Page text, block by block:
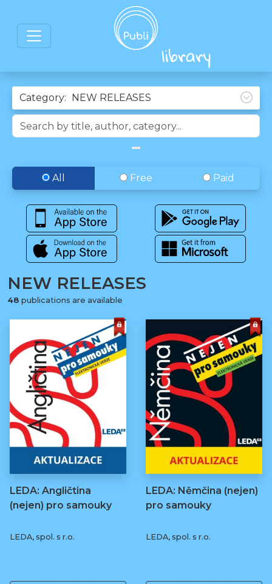
Category:
All Free Paid
NEW RELEASES
48 publications are available
LEDA: Angličtina
(nejen) pro samouky
LEDA, spol. s r.o.
LEDA: Němčina (nejen)
pro samouky
LEDA, spol. s r.o.